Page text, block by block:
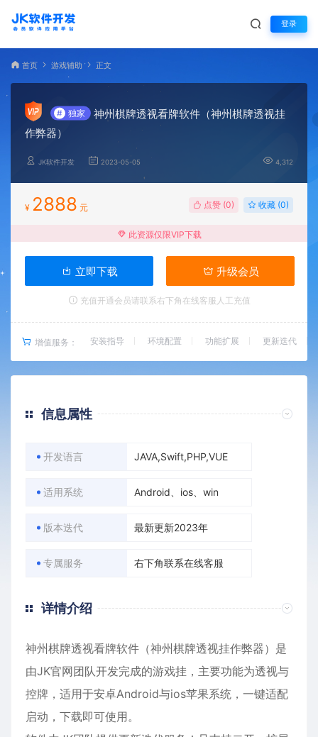
登录
首页 游戏辅助 正文
# 独家
神州棋牌透视看牌软件（神州棋牌透视挂
作弊器）
JK软件开发 2023-05-05 4,312
¥ 2888 元 点赞 (0) 收藏 (0)
此资源仅限VIP下载
立即下载 升级会员
充值开通会员请联系右下角在线客服人工充值
增值服务： 安装指导 环境配置 功能扩展 更新迭代
信息属性
开发语言 JAVA,Swift,PHP,VUE
适用系统 Android、ios、win
版本迭代 最新更新2023年
专属服务 右下角联系在线客服
详情介绍
神州棋牌透视看牌软件（神州棋牌透视挂作弊器）是
由JK官网团队开发完成的游戏挂，主要功能为透视与
控牌，适用于安卓Android与ios苹果系统，一键适配
启动，下载即可使用。